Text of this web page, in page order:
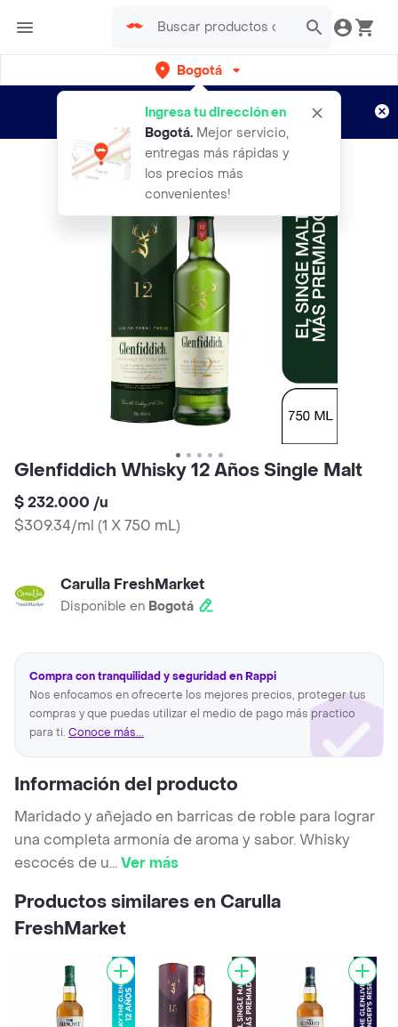
Bogotá
Ingresa tu dirección en
Bogotá. Mejor servicio,
entregas más rápidas y
los precios más
convenientes!
envíos gratis por semanas
Aplican TyC
Glenfiddich Whisky 12 Años Single Malt
$ 232.000 /u
$309.34/ml (1 X 750 mL)
Carulla FreshMarket
Disponible en Bogotá
Compra con tranquilidad y seguridad en Rappi
Nos enfocamos en ofrecerte los mejores precios, proteger tus
compras y que puedas utilizar el medio de pago más practico
para ti. Conoce más...
Información del producto
Maridado y añejado en barricas de roble para lograr
una completa armonía de aroma y sabor. Whisky
escocés de u...Ver más
Productos similares en Carulla
FreshMarket